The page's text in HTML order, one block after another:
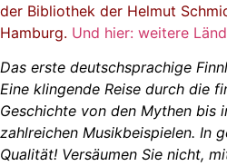
der Bibliothek der Helmut
Hamburg. Und hier: weitere
Das erste deutschsprachige
Eine klingende Reise durch die
Geschichte von den Mythen bis
zahlreichen Musikbeispielen. In
Qualität! Versäumen Sie nicht,